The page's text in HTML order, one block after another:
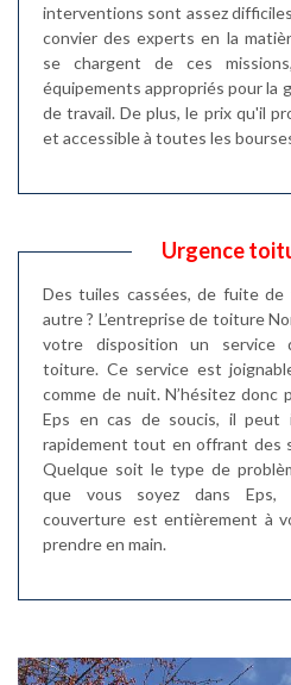
interventions sont assez
convier des experts en la
se chargent de ces
équipements appropriés pour la
de travail. De plus, le prix qu'il
et accessible à toutes les
Urgence
Des tuiles cassées, de fuite de
autre ? L’entreprise de toiture
votre disposition un service
toiture. Ce service est
comme de nuit. N’hésitez donc
Eps en cas de soucis, il peut
rapidement tout en offrant des
Quelque soit le type de
que vous soyez dans Eps,
couverture est entièrement à
prendre en main.